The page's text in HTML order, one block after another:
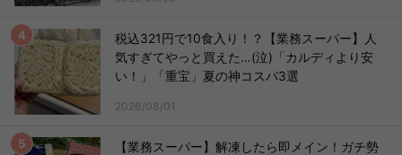
税込321円で10食入り！？【業務スーパー】人
気すぎてやっと買えた…(泣)「カルディより安
い！」「重宝」夏の神コスパ3選
2026/08/01
【業務スーパー】解凍したら即メイン！ガチ勢